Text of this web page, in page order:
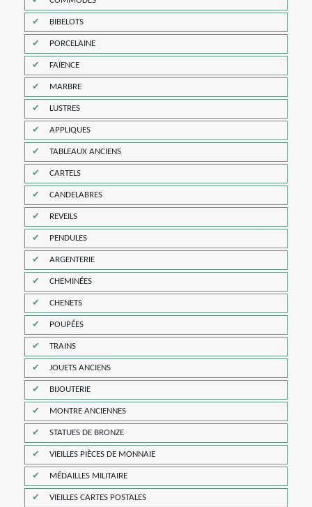
BIBELOTS
PORCELAINE
FAÏENCE
MARBRE
LUSTRES
APPLIQUES
TABLEAUX ANCIENS
CARTELS
CANDELABRES
REVEILS
PENDULES
ARGENTERIE
CHEMINÉES
CHENETS
POUPÉES
TRAINS
JOUETS ANCIENS
BIJOUTERIE
MONTRE ANCIENNES
STATUES DE BRONZE
VIEILLES PIÈCES DE MONNAIE
MÉDAILLES MILITAIRE
VIEILLES CARTES POSTALES